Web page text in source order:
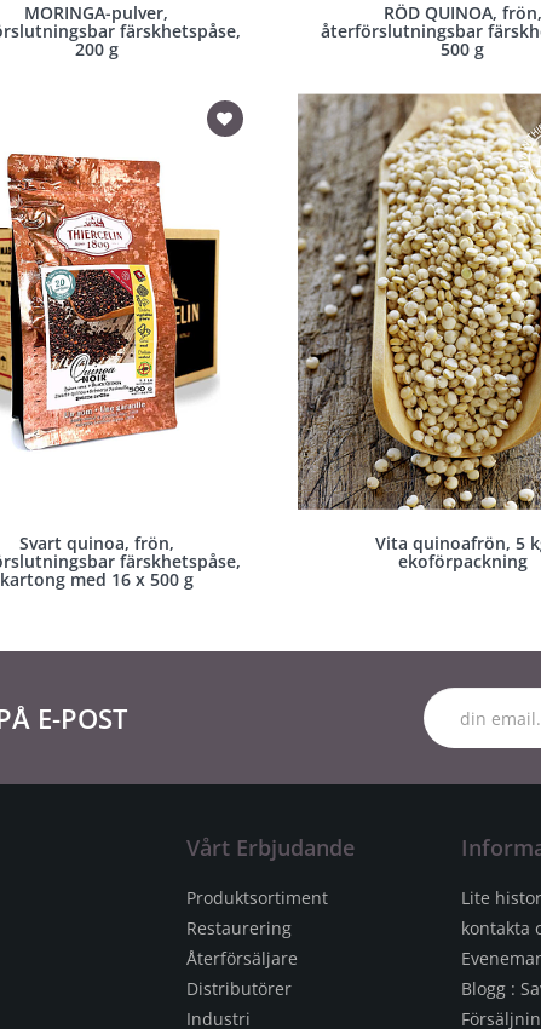
MORINGA-pulver,
färskhetspåse,
200 g
RÖD QUINOA, frön,
återförslutningsbar
500 g
Svart quinoa, frön,
färskhetspåse,
kartong med 16 x 500 g
Vita quinoafrön, 5
ekoförpackning
E-POST
Vårt Erbjudande
Produktsortiment
Restaurering
Återförsäljare
Distributörer
Industri
Lite
kontakta
Blogg :